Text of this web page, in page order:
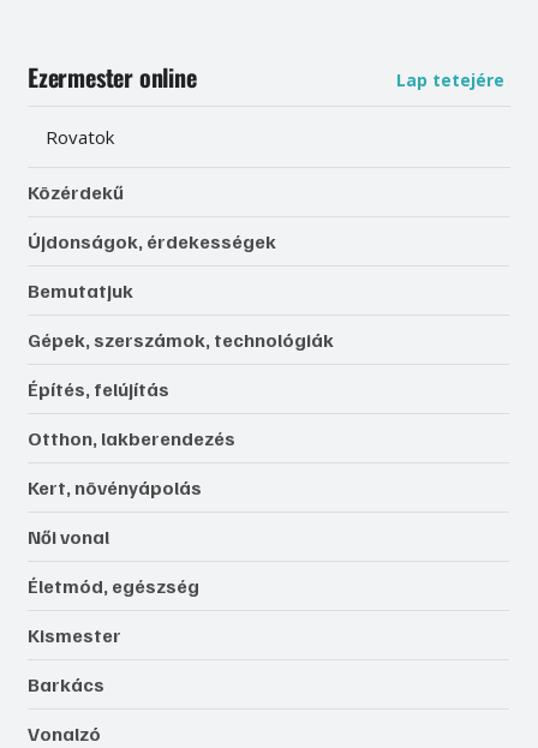
Ezermester online Lap tetejére
Rovatok
Közérdekű
Újdonságok, érdekességek
Bemutatjuk
Gépek, szerszámok, technológiák
Építés, felújítás
Otthon, lakberendezés
Kert, növényápolás
Női vonal
Életmód, egészség
Kismester
Barkács
Vonalzó